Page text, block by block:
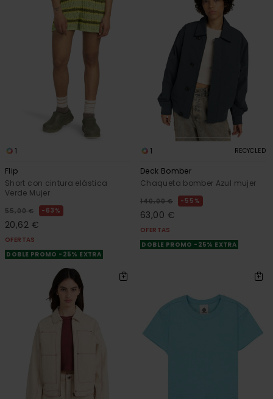
1
Flip
Short con cintura elástica
Verde Mujer
55,00 € 63%
20,62 €
OFERTAS
DOBLE PROMO -25% EXTRA
1 RECYCLED
Deck Bomber
Chaqueta bomber Azul mujer
140,00 € 55%
63,00 €
OFERTAS
DOBLE PROMO -25% EXTRA